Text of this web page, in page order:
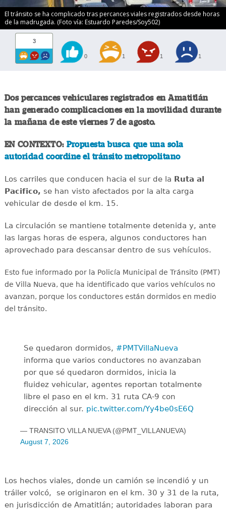
El tránsito se ha complicado tras percances viales registrados desde horas
de la madrugada. (Foto vía: Estuardo Paredes/Soy502)
3
0 1 1 1
Dos percances vehiculares registrados en Amatitlán
han generado complicaciones en la movilidad durante
la mañana de este viernes 7 de agosto.
EN CONTEXTO:Propuesta busca que una sola
autoridad coordine el tránsito metropolitano
Los carriles que conducen hacia el sur de la Ruta al
Pacifico, se han visto afectados por la alta carga
vehicular de desde el km. 15.
La circulación se mantiene totalmente detenida y, ante
las largas horas de espera, algunos conductores han
aprovechado para descansar dentro de sus vehículos.
Esto fue informado por la Policía Municipal de Tránsito (PMT)
de Villa Nueva, que ha identificado que varios vehículos no
avanzan, porque los conductores están dormidos en medio
del tránsito.
Se quedaron dormidos, #PMTVillaNueva
informa que varios conductores no avanzaban
por que sé quedaron dormidos, inicia la
fluidez vehicular, agentes reportan totalmente
libre el paso en el km. 31 ruta CA-9 con
dirección al sur. pic.twitter.com/Yy4be0sE6Q
— TRANSITO VILLA NUEVA (@PMT_VILLANUEVA)
August 7, 2026
Los hechos viales, donde un camión se incendió y un
tráiler volcó, se originaron en el km. 30 y 31 de la ruta,
en jurisdicción de Amatitlán; autoridades laboran para